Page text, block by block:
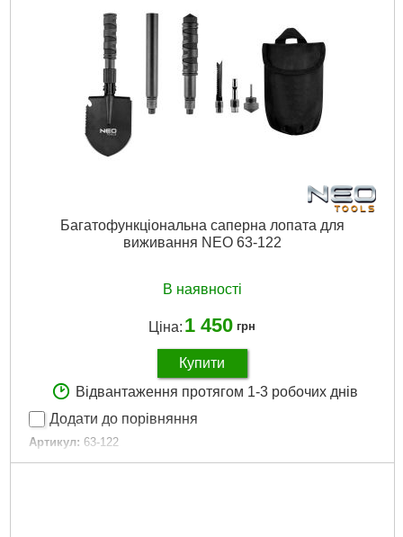
Багатофункціональна саперна лопата для
виживання NEO 63-122
В наявності
Ціна: 1 450 грн
Купити
Відвантаження протягом 1-3 робочих днів
Додати до порівняння
Артикул: 63-122
Код товару: 25.45.59